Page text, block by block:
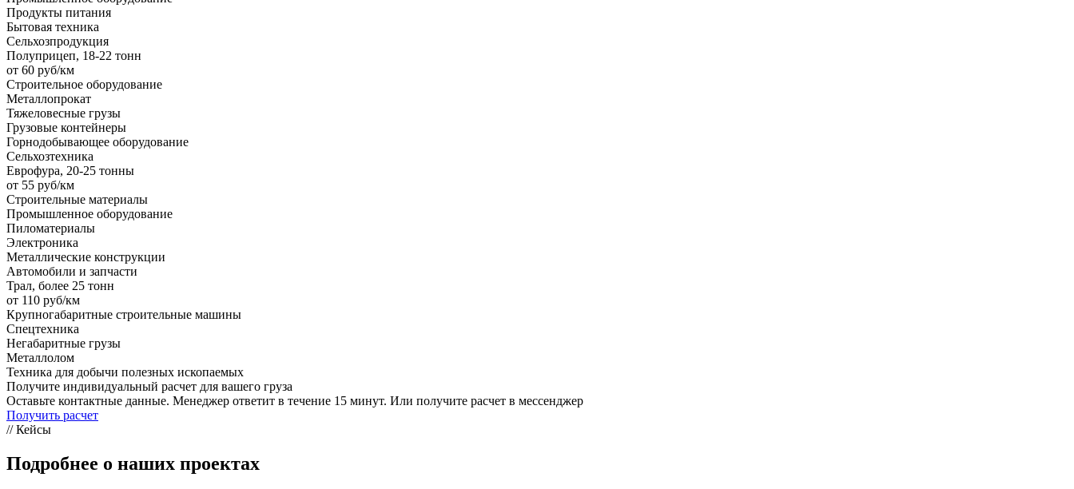
Продукты питания
Бытовая техника
Сельхозпродукция
Полуприцеп, 18-22 тонн
от 60 руб/км
Строительное оборудование
Металлопрокат
Тяжеловесные грузы
Грузовые контейнеры
Горнодобывающее оборудование
Сельхозтехника
Еврофура, 20-25 тонны
от 55 руб/км
Строительные материалы
Промышленное оборудование
Пиломатериалы
Электроника
Металлические конструкции
Автомобили и запчасти
Трал, более 25 тонн
от 110 руб/км
Крупногабаритные строительные машины
Спецтехника
Негабаритные грузы
Металлолом
Техника для добычи полезных ископаемых
Получите индивидуальный расчет для вашего груза
Оставьте контактные данные. Менеджер ответит в течение 15 минут. Или получите расчет в мессенджер
Получить расчет
// Кейсы
Подробнее о наших проектах